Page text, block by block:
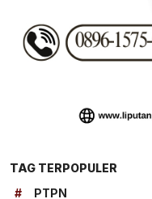
TAG TERPOPULER
#
PTPN